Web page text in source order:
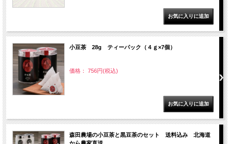
小豆茶 28g ティーパック（４ｇ×7個）
価格： 756円(税込)
森田農場の小豆茶と黒豆茶のセット 送料込み 北海道